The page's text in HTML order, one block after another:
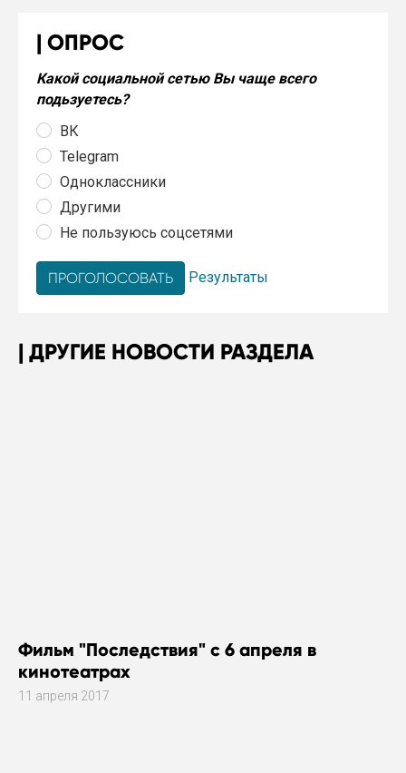
ОПРОС
Какой социальной сетью Вы чаще всего
подьзуетесь?
ВК
Telegram
Одноклассники
Другими
Не пользуюсь соцсетями
Результаты
ДРУГИЕ НОВОСТИ РАЗДЕЛА
Фильм "Последствия" с 6 апреля в
кинотеатрах
11 апреля 2017